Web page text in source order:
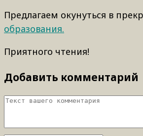
Предлагаем окунуться в
образования.
Приятного чтения!
Добавить комментарий